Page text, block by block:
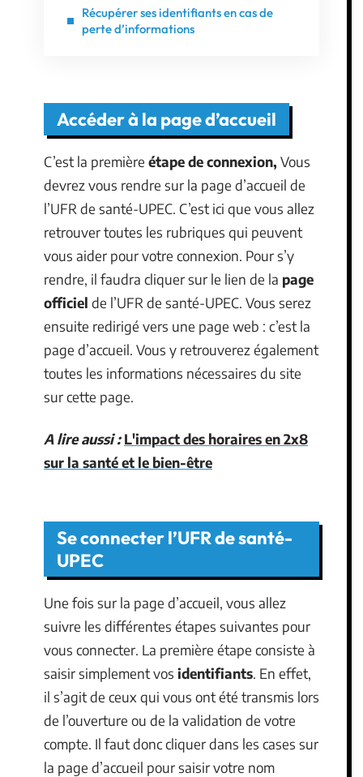
Récupérer ses identifiants en cas de
perte d’informations
Accéder à la page d’accueil
C’est la première étape de connexion, Vous
devrez vous rendre sur la page d’accueil de
l’UFR de santé-UPEC. C’est ici que vous allez
retrouver toutes les rubriques qui peuvent
vous aider pour votre connexion. Pour s’y
rendre, il faudra cliquer sur le lien de la page
officiel de l’UFR de santé-UPEC. Vous serez
ensuite redirigé vers une page web : c’est la
page d’accueil. Vous y retrouverez également
toutes les informations nécessaires du site
sur cette page.
A lire aussi : L'impact des horaires en 2x8
sur la santé et le bien-être
Se connecter l’UFR de santé-
UPEC
Une fois sur la page d’accueil, vous allez
suivre les différentes étapes suivantes pour
vous connecter. La première étape consiste à
saisir simplement vos identifiants. En effet,
il s’agit de ceux qui vous ont été transmis lors
de l’ouverture ou de la validation de votre
compte. Il faut donc cliquer dans les cases sur
la page d’accueil pour saisir votre nom